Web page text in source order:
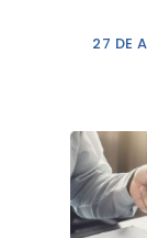
27 DE